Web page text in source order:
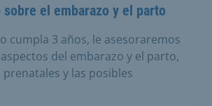
el embarazo y el parto
cumpla 3 años, le asesoraremos
del embarazo y el parto,
y las posibles